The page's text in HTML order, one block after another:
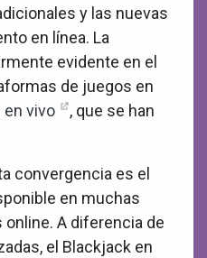
y las nuevas
en línea. La
evidente en el
de juegos en
vivo
, que se han
convergencia es el
en muchas
A diferencia de
el Blackjack en